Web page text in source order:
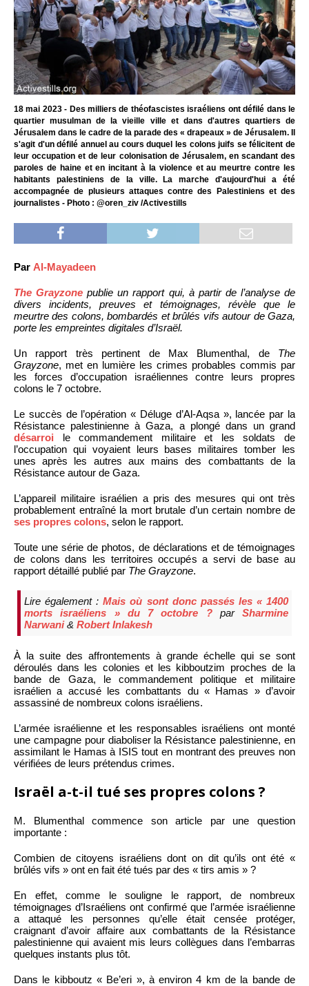
18 mai 2023 - Des milliers de théofascistes israéliens ont défilé dans le
quartier musulman de la vieille ville et dans d'autres quartiers de
Jérusalem dans le cadre de la parade des « drapeaux » de Jérusalem. Il
s'agit d'un défilé annuel au cours duquel les colons juifs se félicitent de
leur occupation et de leur colonisation de Jérusalem, en scandant des
paroles de haine et en incitant à la violence et au meurtre contre les
habitants palestiniens de la ville. La marche d'aujourd'hui a été
accompagnée de plusieurs attaques contre des Palestiniens et des
journalistes - Photo : @oren_ziv /Activestills
Par Al-Mayadeen
The Grayzone publie un rapport qui, à partir de l’analyse de
divers incidents, preuves et témoignages, révèle que le
meurtre des colons, bombardés et brûlés vifs autour de Gaza,
porte les empreintes digitales d’Israël.
Un rapport très pertinent de Max Blumenthal, de The
Grayzone, met en lumière les crimes probables commis par
les forces d’occupation israéliennes contre leurs propres
colons le 7 octobre.
Le succès de l’opération « Déluge d’Al-Aqsa », lancée par la
Résistance palestinienne à Gaza, a plongé dans un grand
désarroi le commandement militaire et les soldats de
l’occupation qui voyaient leurs bases militaires tomber les
unes après les autres aux mains des combattants de la
Résistance autour de Gaza.
L’appareil militaire israélien a pris des mesures qui ont très
probablement entraîné la mort brutale d’un certain nombre de
ses propres colons, selon le rapport.
Toute une série de photos, de déclarations et de témoignages
de colons dans les territoires occupés a servi de base au
rapport détaillé publié par The Grayzone.
Lire également :Mais où sont donc passés les « 1400
morts israéliens » du 7 octobre ?par Sharmine
Narwani& Robert Inlakesh
À la suite des affrontements à grande échelle qui se sont
déroulés dans les colonies et les kibboutzim proches de la
bande de Gaza, le commandement politique et militaire
israélien a accusé les combattants du « Hamas » d’avoir
assassiné de nombreux colons israéliens.
L’armée israélienne et les responsables israéliens ont monté
une campagne pour diaboliser la Résistance palestinienne, en
assimilant le Hamas à ISIS tout en montrant des preuves non
vérifiées de leurs prétendus crimes.
Israël a-t-il tué ses propres colons ?
M. Blumenthal commence son article par une question
importante :
Combien de citoyens israéliens dont on dit qu’ils ont été «
brûlés vifs » ont en fait été tués par des « tirs amis » ?
En effet, comme le souligne le rapport, de nombreux
témoignages d’Israéliens ont confirmé que l’armée israélienne
a attaqué les personnes qu’elle était censée protéger,
craignant d’avoir affaire aux combattants de la Résistance
palestinienne qui avaient mis leurs collègues dans l’embarras
quelques instants plus tôt.
Dans le kibboutz « Be’eri », à environ 4 km de la bande de